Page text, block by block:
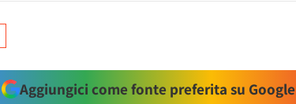
Aggiungici come fonte preferita su Google